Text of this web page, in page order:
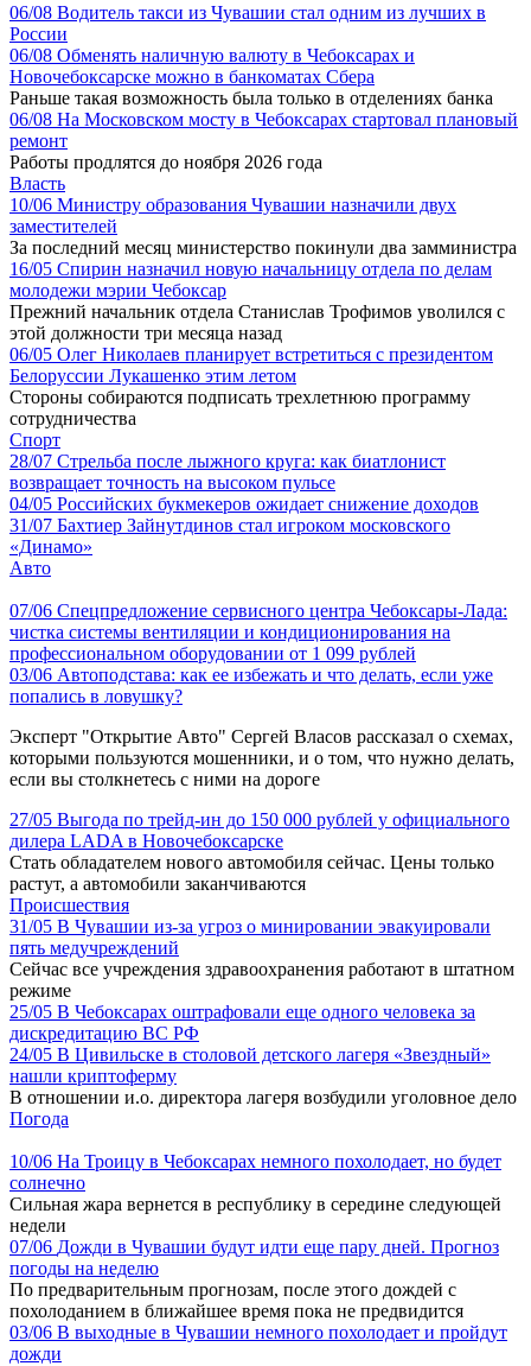
06/08 Водитель такси из Чувашии стал одним из лучших в
России
06/08 Обменять наличную валюту в Чебоксарах и
Новочебоксарске можно в банкоматах Сбера
Раньше такая возможность была только в отделениях банка
06/08 На Московском мосту в Чебоксарах стартовал плановый
ремонт
Работы продлятся до ноября 2026 года
Власть
10/06 Министру образования Чувашии назначили двух
заместителей
За последний месяц министерство покинули два замминистра
16/05 Спирин назначил новую начальницу отдела по делам
молодежи мэрии Чебоксар
Прежний начальник отдела Станислав Трофимов уволился с
этой должности три месяца назад
06/05 Олег Николаев планирует встретиться с президентом
Белоруссии Лукашенко этим летом
Стороны собираются подписать трехлетнюю программу
сотрудничества
Спорт
28/07 Стрельба после лыжного круга: как биатлонист
возвращает точность на высоком пульсе
04/05 Российских букмекеров ожидает снижение доходов
31/07 Бахтиер Зайнутдинов стал игроком московского
«Динамо»
Авто
07/06 Спецпредложение сервисного центра Чебоксары-Лада:
чистка системы вентиляции и кондиционирования на
профессиональном оборудовании от 1 099 рублей
03/06 Автоподстава: как ее избежать и что делать, если уже
попались в ловушку?
Эксперт "Открытие Авто" Сергей Власов рассказал о схемах,
которыми пользуются мошенники, и о том, что нужно делать,
если вы столкнетесь с ними на дороге
27/05 Выгода по трейд-ин до 150 000 рублей у официального
дилера LADA в Новочебоксарске
Стать обладателем нового автомобиля сейчас. Цены только
растут, а автомобили заканчиваются
Происшествия
31/05 В Чувашии из-за угроз о минировании эвакуировали
пять медучреждений
Сейчас все учреждения здравоохранения работают в штатном
режиме
25/05 В Чебоксарах оштрафовали еще одного человека за
дискредитацию ВС РФ
24/05 В Цивильске в столовой детского лагеря «Звездный»
нашли криптоферму
В отношении и.о. директора лагеря возбудили уголовное дело
Погода
10/06 На Троицу в Чебоксарах немного похолодает, но будет
солнечно
Сильная жара вернется в республику в середине следующей
недели
07/06 Дожди в Чувашии будут идти еще пару дней. Прогноз
погоды на неделю
По предварительным прогнозам, после этого дождей с
похолоданием в ближайшее время пока не предвидится
03/06 В выходные в Чувашии немного похолодает и пройдут
дожди